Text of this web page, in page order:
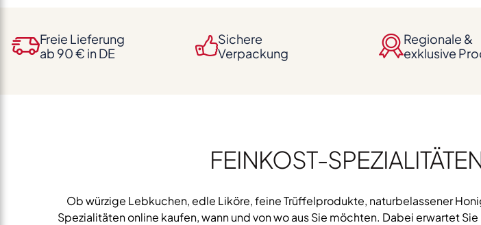
Freie Lieferung
ab 90 € in DE
Sichere
Verpackung
Regionale &
exklusive
FEINKOST-
Ob würzige Lebkuchen, edle Liköre, feine Trüffelprodukte, naturbelassener
Spezialitäten online kaufen, wann und von wo aus Sie möchten. Dabei erwartet